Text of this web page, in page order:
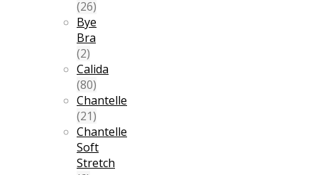
(26)
Bye
Bra
(2)
Calida
(80)
Chantelle
(21)
Chantelle
Soft
Stretch